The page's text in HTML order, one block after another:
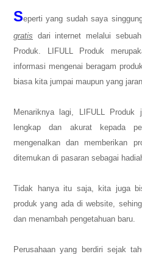
Seperti yang sudah saya
gratis dari internet melalui
Produk. LIFULL Produk
informasi mengenai beragam
biasa kita jumpai maupun yang
Menariknya lagi, LIFULL Produk
lengkap dan akurat kepada
mengenalkan dan memberikan
ditemukan di pasaran sebagai
Tidak hanya itu saja, kita juga
produk yang ada di website,
dan menambah pengetahuan baru.
Perusahaan yang berdiri sejak